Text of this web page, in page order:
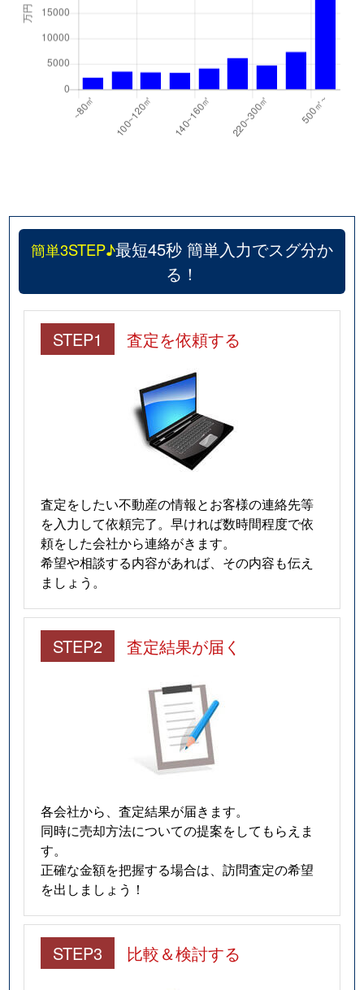
簡単3STEP♪最短45秒 簡単入力でスグ分か
る！
STEP1 査定を依頼する
査定をしたい不動産の情報とお客様の連絡先等
を入力して依頼完了。早ければ数時間程度で依
頼をした会社から連絡がきます。
希望や相談する内容があれば、その内容も伝え
ましょう。
STEP2 査定結果が届く
各会社から、査定結果が届きます。
同時に売却方法についての提案をしてもらえま
す。
正確な金額を把握する場合は、訪問査定の希望
を出しましょう！
STEP3 比較＆検討する